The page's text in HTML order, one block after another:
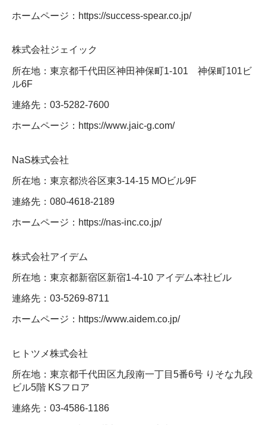
ホームページ：https://success-spear.co.jp/
株式会社ジェイック
所在地：東京都千代田区神田神保町1-101 神保町101ビ
ル6F
連絡先：03-5282-7600
ホームページ：https://www.jaic-g.com/
NaS株式会社
所在地：東京都渋谷区東3-14-15 MOビル9F
連絡先：080-4618-2189
ホームページ：https://nas-inc.co.jp/
株式会社アイデム
所在地：東京都新宿区新宿1-4-10 アイデム本社ビル
連絡先：03-5269-8711
ホームページ：https://www.aidem.co.jp/
ヒトツメ株式会社
所在地：東京都千代田区九段南一丁目5番6号 りそな九段
ビル5階 KSフロア
連絡先：03-4586-1186